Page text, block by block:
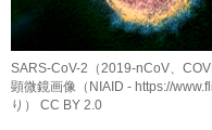
SARS-CoV-2（2019-nCoV、
顕微鏡画像（NIAID - https://
り） CC BY 2.0